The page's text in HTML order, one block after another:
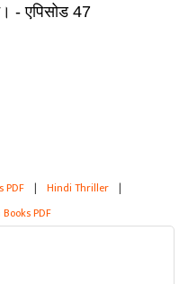
- एपिसोड 47
PDF | Hindi Thriller |
PDF